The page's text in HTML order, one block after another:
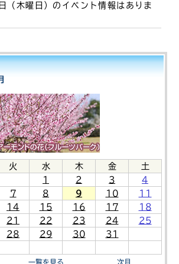
火 水 木 金
土
1
2 3
4
7 8 9 10
11
14 15 16 17
18
21 22 23 24
25
28 29 30 31
一覧を見る 次月
木曜日）のイベント情報はありま